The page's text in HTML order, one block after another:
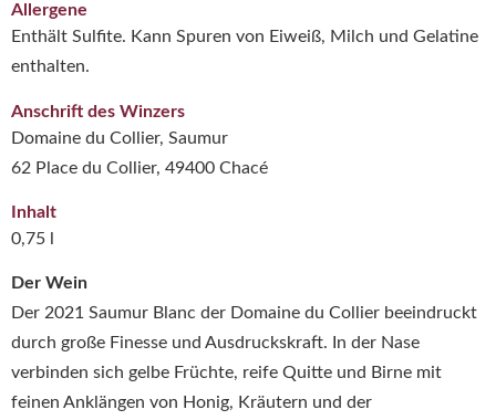
Der Wein
Der 2021 Saumur Blanc der Domaine du Collier beeindruckt
durch große Finesse und Ausdruckskraft. In der Nase
verbinden sich gelbe Früchte, reife Quitte und Birne mit
feinen Anklängen von Honig, Kräutern und der
Allergene
Enthält Sulfite. Kann Spuren von Eiweiß, Milch und Gelatine
enthalten.
Anschrift des Winzers
Domaine du Collier, Saumur
62 Place du Collier, 49400 Chacé
Inhalt
0,75 l